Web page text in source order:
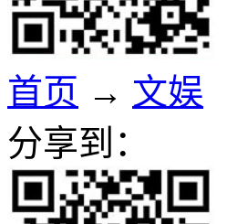
首页 → 文娱
分享到：